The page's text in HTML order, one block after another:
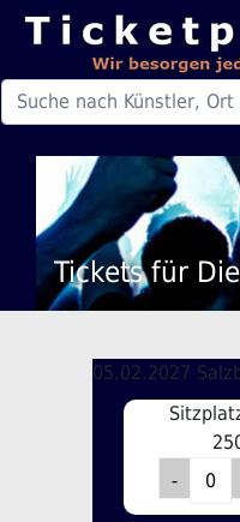
Tickets für
05.02.2027